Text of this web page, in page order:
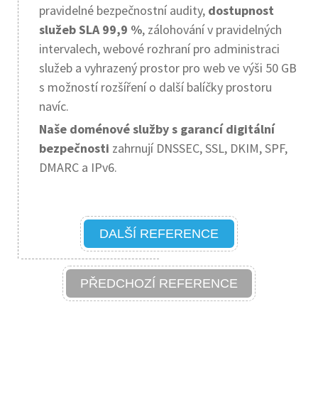
pravidelné bezpečnostní audity, dostupnost
služeb SLA 99,9 %, zálohování v pravidelných
intervalech, webové rozhraní pro administraci
služeb a vyhrazený prostor pro web ve výši 50 GB
s možností rozšíření o další balíčky prostoru
navíc.
Naše doménové služby s garancí digitální
bezpečnosti zahrnují DNSSEC, SSL, DKIM, SPF,
DMARC a IPv6.
PŘEDCHOZÍ REFERENCE
DALŠÍ REFERENCE